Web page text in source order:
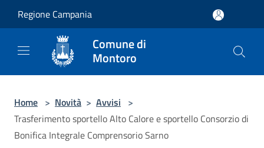
Regione Campania
Comune di
Montoro
Home > Novità > Avvisi >
Trasferimento sportello Alto Calore e sportello Consorzio di
Bonifica Integrale Comprensorio Sarno